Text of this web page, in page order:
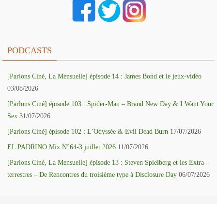
PODCASTS
[Parlons Ciné, La Mensuelle] épisode 14 : James Bond et le jeux-vidéo
03/08/2026
[Parlons Ciné] épisode 103 : Spider-Man – Brand New Day & I Want Your
Sex 31/07/2026
[Parlons Ciné] épisode 102 : L’Odyssée & Evil Dead Burn 17/07/2026
EL PADRINO Mix N°64-3 juillet 2026 11/07/2026
[Parlons Ciné, La Mensuelle] épisode 13 : Steven Spielberg et les Extra-
terrestres – De Rencontres du troisième type à Disclosure Day 06/07/2026